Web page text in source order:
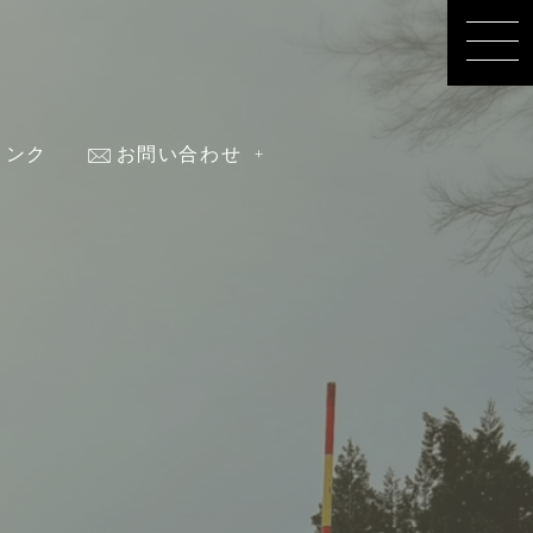
ンク お問い合わせ
contact